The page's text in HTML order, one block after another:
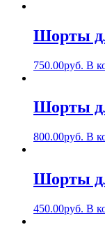
Шорты
750.00руб. В
Шорты
800.00руб. В
Шорты
450.00руб. В